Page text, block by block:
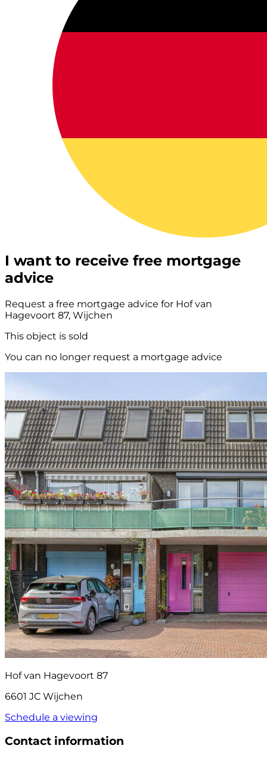
I want to receive free mortgage
advice
Request a free mortgage advice for Hof van
Hagevoort 87, Wijchen
This object is sold
You can no longer request a mortgage advice
Hof van Hagevoort 87
6601 JC Wijchen
Schedule a viewing
Contact information